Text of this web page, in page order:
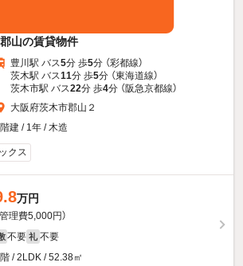
山の賃貸物件
豊川駅 バス5分 歩5分 （彩都線）
茨木駅 バス11分 歩5分 （東海道線）
茨木市駅 バス22分 歩4分 （阪急京都線）
大阪府茨木市郡山２
建 / 1年 / 木造
クス
万円
管理費5,000円）
不要 礼 不要
/ 2LDK / 52.38㎡